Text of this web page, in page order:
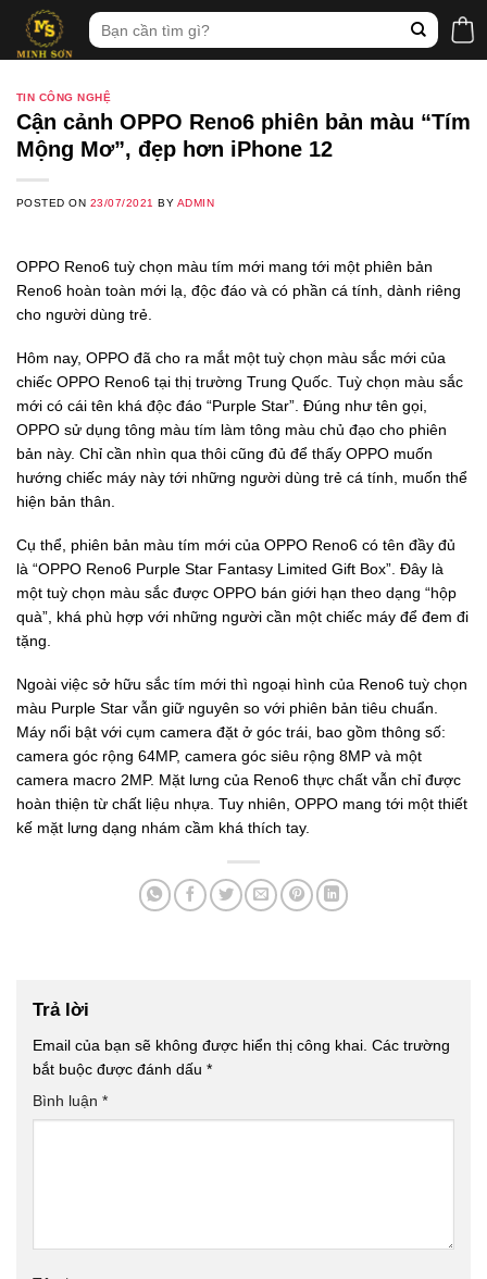
content
Tìm
kiếm:
TIN CÔNG NGHỆ
Cận cảnh OPPO Reno6 phiên bản màu “Tím
Mộng Mơ”, đẹp hơn iPhone 12
POSTED ON 23/07/2021 BY ADMIN
OPPO Reno6 tuỳ chọn màu tím mới mang tới một phiên bản
Reno6 hoàn toàn mới lạ, độc đáo và có phần cá tính, dành riêng
cho người dùng trẻ.
Hôm nay, OPPO đã cho ra mắt một tuỳ chọn màu sắc mới của
chiếc OPPO Reno6 tại thị trường Trung Quốc. Tuỳ chọn màu sắc
mới có cái tên khá độc đáo “Purple Star”. Đúng như tên gọi,
OPPO sử dụng tông màu tím làm tông màu chủ đạo cho phiên
bản này. Chỉ cần nhìn qua thôi cũng đủ để thấy OPPO muốn
hướng chiếc máy này tới những người dùng trẻ cá tính, muốn thể
hiện bản thân.
Cụ thể, phiên bản màu tím mới của OPPO Reno6 có tên đầy đủ
là “OPPO Reno6 Purple Star Fantasy Limited Gift Box”. Đây là
một tuỳ chọn màu sắc được OPPO bán giới hạn theo dạng “hộp
quà”, khá phù hợp với những người cần một chiếc máy để đem đi
tặng.
Ngoài việc sở hữu sắc tím mới thì ngoại hình của Reno6 tuỳ chọn
màu Purple Star vẫn giữ nguyên so với phiên bản tiêu chuẩn.
Máy nổi bật với cụm camera đặt ở góc trái, bao gồm thông số:
camera góc rộng 64MP, camera góc siêu rộng 8MP và một
camera macro 2MP. Mặt lưng của Reno6 thực chất vẫn chỉ được
hoàn thiện từ chất liệu nhựa. Tuy nhiên, OPPO mang tới một thiết
kế mặt lưng dạng nhám cầm khá thích tay.
Trả lời
Email của bạn sẽ không được hiển thị công khai. Các trường
bắt buộc được đánh dấu *
Bình luận *